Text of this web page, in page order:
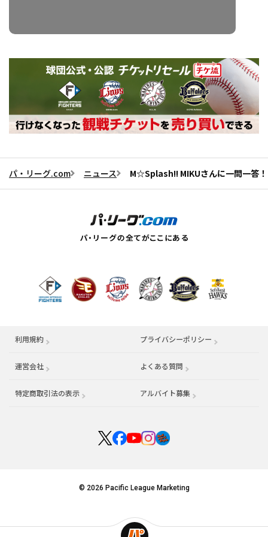
パ・リーグ.com ニュース M☆Splash!! MIKUさんに一問一答
利用規約 プライバシーポリシー
運営会社 （別ウィンドウで開く） よくある質問
特定商取引法の表示 アルバイト募集 （別ウィンドウで開く
© 2026 Pacific League Marketing